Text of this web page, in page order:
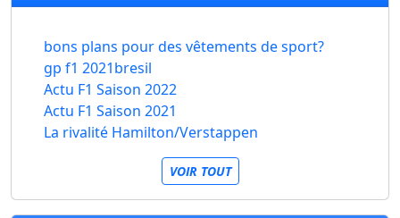
bons plans pour des vêtements de sport?
gp f1 2021bresil
Actu F1 Saison 2022
Actu F1 Saison 2021
La rivalité Hamilton/Verstappen
VOIR TOUT